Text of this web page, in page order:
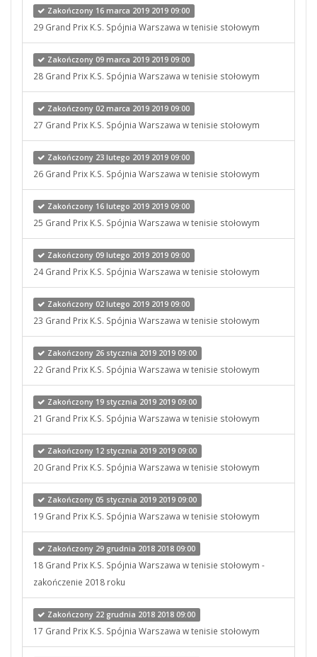
Zakończony 16 marca 2019 2019 09:00
29 Grand Prix K.S. Spójnia Warszawa w tenisie stołowym
Zakończony 09 marca 2019 2019 09:00
28 Grand Prix K.S. Spójnia Warszawa w tenisie stołowym
Zakończony 02 marca 2019 2019 09:00
27 Grand Prix K.S. Spójnia Warszawa w tenisie stołowym
Zakończony 23 lutego 2019 2019 09:00
26 Grand Prix K.S. Spójnia Warszawa w tenisie stołowym
Zakończony 16 lutego 2019 2019 09:00
25 Grand Prix K.S. Spójnia Warszawa w tenisie stołowym
Zakończony 09 lutego 2019 2019 09:00
24 Grand Prix K.S. Spójnia Warszawa w tenisie stołowym
Zakończony 02 lutego 2019 2019 09:00
23 Grand Prix K.S. Spójnia Warszawa w tenisie stołowym
Zakończony 26 stycznia 2019 2019 09:00
22 Grand Prix K.S. Spójnia Warszawa w tenisie stołowym
Zakończony 19 stycznia 2019 2019 09:00
21 Grand Prix K.S. Spójnia Warszawa w tenisie stołowym
Zakończony 12 stycznia 2019 2019 09:00
20 Grand Prix K.S. Spójnia Warszawa w tenisie stołowym
Zakończony 05 stycznia 2019 2019 09:00
19 Grand Prix K.S. Spójnia Warszawa w tenisie stołowym
Zakończony 29 grudnia 2018 2018 09:00
18 Grand Prix K.S. Spójnia Warszawa w tenisie stołowym -
zakończenie 2018 roku
Zakończony 22 grudnia 2018 2018 09:00
17 Grand Prix K.S. Spójnia Warszawa w tenisie stołowym